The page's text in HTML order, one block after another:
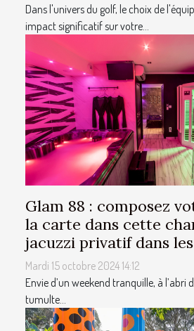
Dans l'univers du golf, le choix de
impact significatif sur votre...
Glam 88 : composez
la carte dans cette
jacuzzi privatif dans les
Mardi 15 octobre 2024 14:12
Envie d’un weekend tranquille, à l’abri
tumulte...